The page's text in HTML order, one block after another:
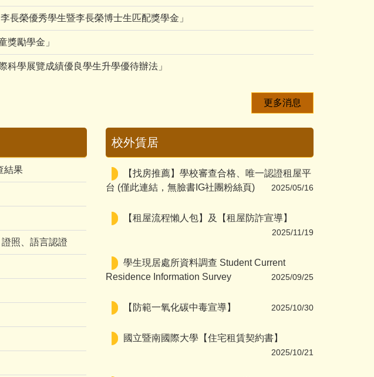
長榮優秀學生暨李長榮博士生匹配獎學金」
獎勵學金」
學展覽成績優良學生升學優待辦法」
更多消息
結果
照、語言認證
校外賃居
【找房推薦】學校審查合格、唯一認證租屋平
台 (僅此連結，無臉書IG社團粉絲頁)
2025/05/16
【租屋流程懶人包】及【租屋防詐宣導】
2025/11/19
學生現居處所資料調查 Student Current
Residence Information Survey
2025/09/25
【防範一氧化碳中毒宣導】 2025/10/30
國立暨南國際大學【住宅租賃契約書】
2025/10/21